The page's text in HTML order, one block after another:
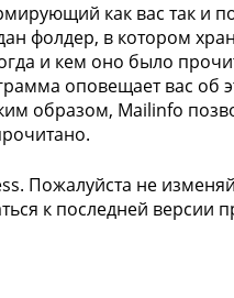
как вас так и
фолдер, в котором
и кем оно было
оповещает вас об
образом, Mailinfo
Пожалуйста не
к последней версии